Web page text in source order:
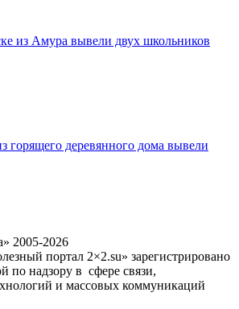
из Амура вывели двух школьников
горящего деревянного дома вывели
2005-2026
портал 2×2.su» зарегистрировано
по надзору в сфере связи,
и массовых коммуникаций